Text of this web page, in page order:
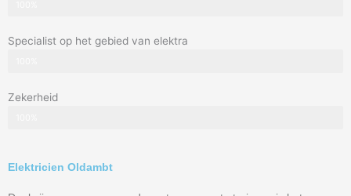
Specialist op het gebied van elektra
Zekerheid
Elektricien Oldambt